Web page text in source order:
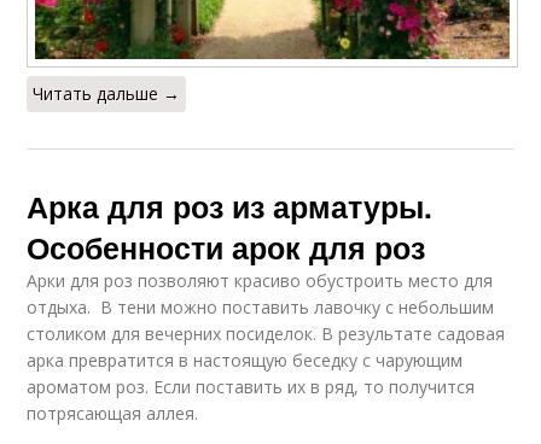
Читать дальше →
Арка для роз из арматуры.
Особенности арок для роз
Арки для роз позволяют красиво обустроить место для
отдыха. В тени можно поставить лавочку с небольшим
столиком для вечерних посиделок. В результате садовая
арка превратится в настоящую беседку с чарующим
ароматом роз. Если поставить их в ряд, то получится
потрясающая аллея.